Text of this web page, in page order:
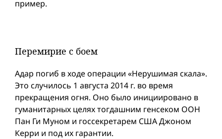
пример.
Перемирие с боем
Адар погиб в ходе операции «Нерушимая скала».
Это случилось 1 августа 2014 г. во время
прекращения огня. Оно было инициировано в
гуманитарных целях тогдашним генсеком ООН
Пан Ги Муном и госсекретарем США Джоном
Керри и под их гарантии.